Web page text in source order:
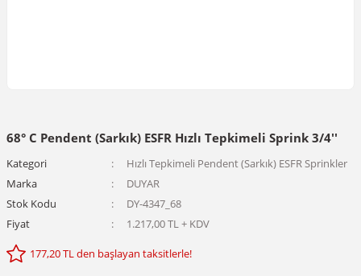
68° C Pendent (Sarkık) ESFR Hızlı Tepkimeli Sprink 3/4''
Kategori
Hızlı Tepkimeli Pendent (Sarkık) ESFR Sprinkler
Marka
DUYAR
Stok Kodu
DY-4347_68
Fiyat
1.217,00 TL + KDV
177,20 TL den başlayan taksitlerle!